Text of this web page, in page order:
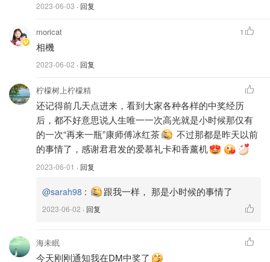
2023-06-03 · 回复
moricat
相機
2023-06-02 · 回复
1
柠檬树上柠檬精
还记得前几天点进来，看到大家各种各样的中奖经历
后，都不好意思说人生唯一一次高光就是小时候那仅有
的一次“再来一瓶”康师傅冰红茶
不过那都是昨天以前
的事情了，感谢君君发的爱慕礼卡和香薰机
2023-06-01 · 回复
@sarah98 : 跟我一样， 那是小时候的事情了
2023-06-02 · 回复
海未眠
今天刚刚通知我在DM中奖了